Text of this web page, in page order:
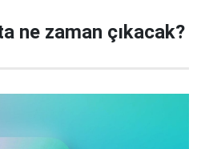
ne zaman çıkacak?